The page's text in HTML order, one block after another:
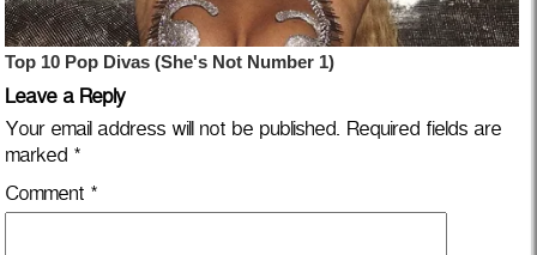
Leave a Reply
Your email address will not be published. Required fields are
marked *
Comment *